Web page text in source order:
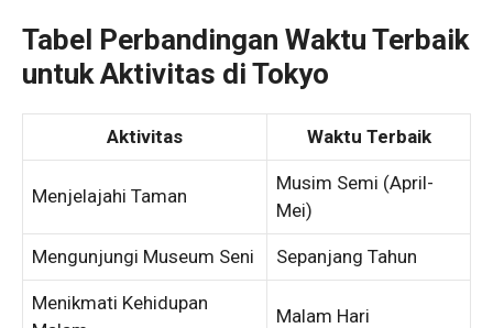
Tabel Perbandingan Waktu Terbaik
untuk Aktivitas di Tokyo
Aktivitas Waktu Terbaik
Menjelajahi Taman
Musim Semi (April-
Mei)
Mengunjungi Museum Seni Sepanjang Tahun
Menikmati Kehidupan
Malam Hari